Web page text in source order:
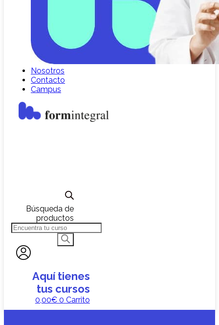
Nosotros
Contacto
Campus
Búsqueda de
productos
0,00€ 0 Carrito